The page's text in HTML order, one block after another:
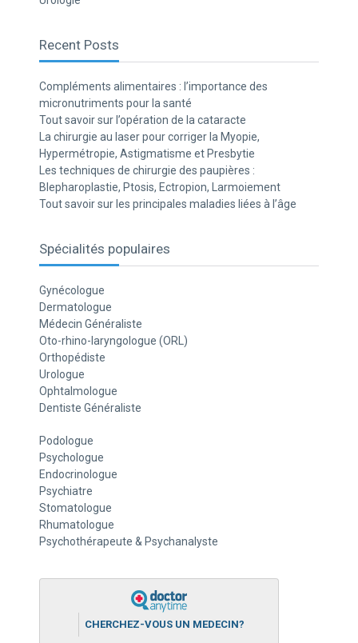
Recent Posts
Compléments alimentaires : l’importance des
micronutriments pour la santé
Tout savoir sur l’opération de la cataracte
La chirurgie au laser pour corriger la Myopie,
Hypermétropie, Astigmatisme et Presbytie
Les techniques de chirurgie des paupières :
Blepharoplastie, Ptosis, Ectropion, Larmoiement
Tout savoir sur les principales maladies liées à l’âge
Spécialités populaires
Gynécologue
Dermatologue
Médecin Généraliste
Oto-rhino-laryngologue (ORL)
Orthopédiste
Urologue
Ophtalmologue
Dentiste Généraliste
Podologue
Psychologue
Endocrinologue
Psychiatre
Stomatologue
Rhumatologue
Psychothérapeute & Psychanalyste
CHERCHEZ-VOUS UN MEDECIN?